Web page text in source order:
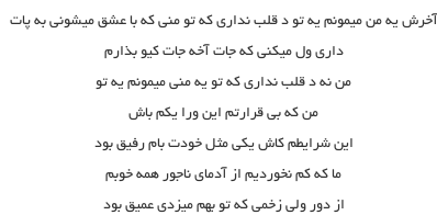
آخرش یه من میمونم یه تو د قلب نداری که تو منی که با عشق میشونی به پات
داری ول میکنی که جات آخه جات کیو بذارم
من نه د قلب نداری که تو یه منی میمونم یه تو
من که بی قرارتم این ورا یکم باش
این شرایطم کاش یکی مثل خودت بام رفیق بود
ما که کم نخوردیم از آدمای ناجور همه خوبم
از دور ولی زخمی که تو بهم میزدی عمیق بود